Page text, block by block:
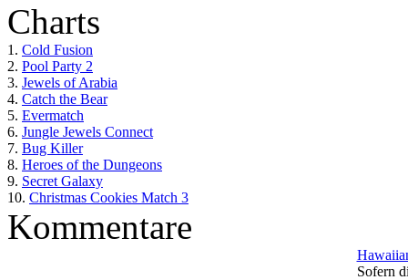
Charts
1. Cold Fusion
2. Pool Party 2
3. Jewels of Arabia
4. Catch the Bear
5. Evermatch
6. Jungle Jewels Connect
7. Bug Killer
8. Heroes of the Dungeons
9. Secret Galaxy
10. Christmas Cookies Match 3
Kommentare
Sofern